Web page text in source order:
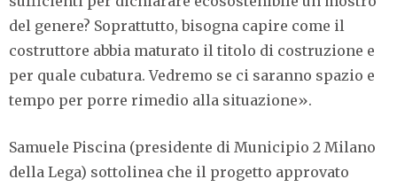
del genere? Soprattutto, bisogna capire come il
costruttore abbia maturato il titolo di costruzione e
per quale cubatura. Vedremo se ci saranno spazio e
tempo per porre rimedio alla situazione».
Samuele Piscina (presidente di Municipio 2 Milano
della Lega) sottolinea che il progetto approvato